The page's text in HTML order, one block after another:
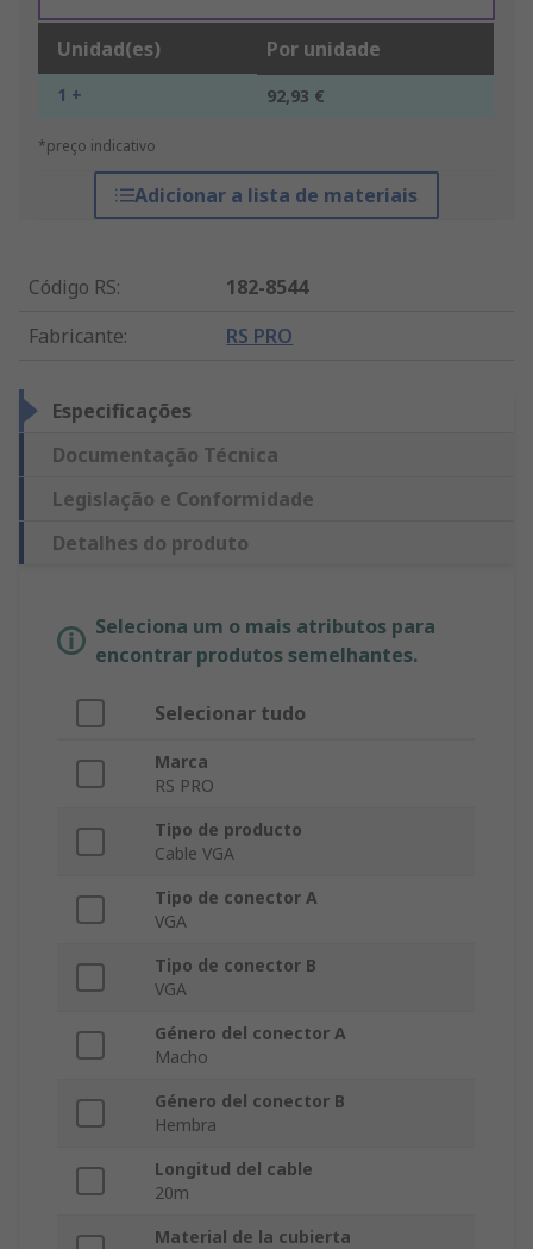
Unidad(es) Por unidade
1 + 92,93 €
*preço indicativo
Adicionar a lista de materiais
Código RS:
182-8544
Fabricante: RS PRO
Especificações
Documentação Técnica
Legislação e Conformidade
Detalhes do produto
Seleciona um o mais atributos para
encontrar produtos semelhantes.
Selecionar tudo
Marca
RS PRO
Tipo de producto
Cable VGA
Tipo de conector A
VGA
Tipo de conector B
VGA
Género del conector A
Macho
Género del conector B
Hembra
Longitud del cable
20m
Material de la cubierta